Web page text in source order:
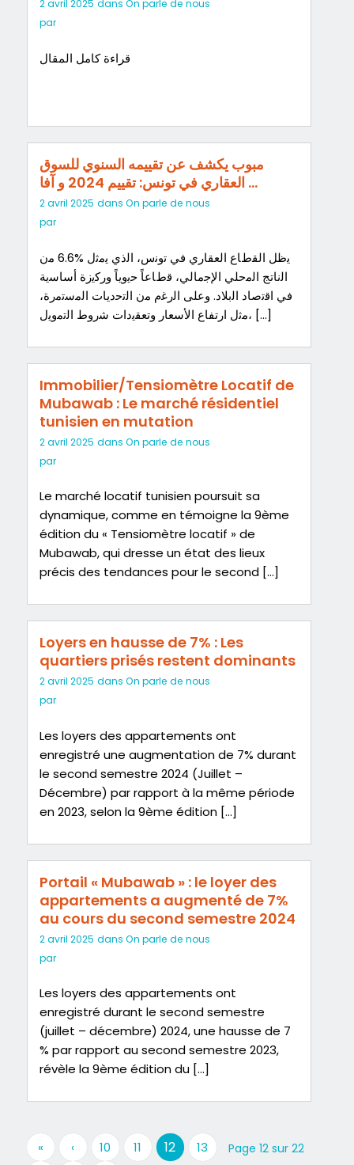
2 avril 2025 dans On parle de nous
par
قراءة كامل المقال
مبوب يكشف عن تقييمه السنوي للسوق
العقاري في تونس: تقييم 2024 و آفا …
2 avril 2025 dans On parle de nous
par
ﯾظل اﻟﻘطﺎع اﻟﻌﻘﺎري ﻓﻲ ﺗوﻧس، اﻟذي ﯾﻣﺛل %6.6 ﻣن
اﻟﻧﺎﺗﺞ اﻟﻣﺣﻠﻲ اﻹﺟﻣﺎﻟﻲ، ﻗطﺎﻋﺎً ﺣﯾوﯾﺎً ورﻛﯾزة أﺳﺎﺳﯾﺔ
ﻓﻲ اﻗﺗﺻﺎد اﻟﺑﻼد. وﻋﻠﻰ اﻟرﻏم ﻣن اﻟﺗﺣدﯾﺎت اﻟﻣﺳﺗﻣرة،
ﻣﺛل ارﺗﻔﺎع اﻷﺳﻌﺎر وﺗﻌﻘﯾدات ﺷروط اﻟﺗﻣوﯾل، […]
Immobilier/Tensiomètre Locatif de
Mubawab : Le marché résidentiel
tunisien en mutation
2 avril 2025 dans On parle de nous
par
Le marché locatif tunisien poursuit sa
dynamique, comme en témoigne la 9ème
édition du « Tensiomètre locatif » de
Mubawab, qui dresse un état des lieux
précis des tendances pour le second […]
Loyers en hausse de 7% : Les
quartiers prisés restent dominants
2 avril 2025 dans On parle de nous
par
Les loyers des appartements ont
enregistré une augmentation de 7% durant
le second semestre 2024 (Juillet –
Décembre) par rapport à la même période
en 2023, selon la 9ème édition […]
Portail « Mubawab » : le loyer des
appartements a augmenté de 7%
au cours du second semestre 2024
2 avril 2025 dans On parle de nous
par
Les loyers des appartements ont
enregistré durant le second semestre
(juillet – décembre) 2024, une hausse de 7
% par rapport au second semestre 2023,
révèle la 9ème édition du […]
Page 12 sur 22
« ‹ 10 11 12
13